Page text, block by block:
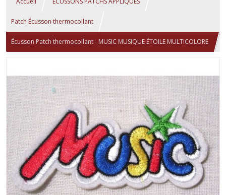
Patch Écusson thermocollant
Écusson Patch thermocollant - MUSIC MUSIQUE ÉTOILE MULTICOLORE